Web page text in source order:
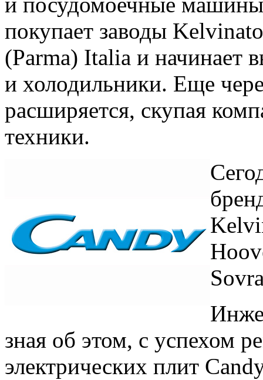
покупает заводы
(Parma) Italia и начинает
и холодильники. Еще
расширяется, скупая
техники.
зная об этом, с успехом
электрических плит